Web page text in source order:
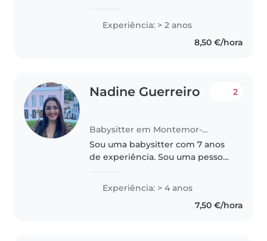
de experiência a cuidar de
crianças. Embora não possua
certificação de primeiros
Experiência: > 2 anos
8,50 €/hora
Nadine Guerreiro
Babysitter em Montemor-o-Novo
2
Sou uma babysitter com 7 anos
de experiência. Sou uma pessoa
ajudar. Além disso, posso ajudar
com algumas refeições, trabalhos
Experiência: > 4 anos
7,50 €/hora